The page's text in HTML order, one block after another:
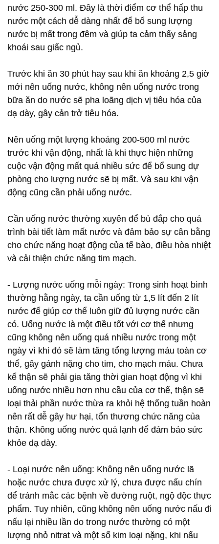
nước 250-300 ml. Đây là thời điểm cơ thể hấp thu
nước một cách dễ dàng nhất để bổ sung lượng
nước bị mất trong đêm và giúp ta cảm thấy sảng
khoái sau giấc ngủ.
Trước khi ăn 30 phút hay sau khi ăn khoảng 2,5 giờ
mới nên uống nước, không nên uống nước trong
bữa ăn do nước sẽ pha loãng dịch vị tiêu hóa của
dạ dày, gây cản trở tiêu hóa.
Nên uống một lượng khoảng 200-500 ml nước
trước khi vận động, nhất là khi thực hiện những
cuộc vận động mất quá nhiều sức để bổ sung dự
phòng cho lượng nước sẽ bị mất. Và sau khi vận
động cũng cần phải uống nước.
Cần uống nước thường xuyên để bù đắp cho quá
trình bài tiết làm mất nước và đảm bảo sự cân bằng
cho chức năng hoạt động của tế bào, điều hòa nhiệt
và cải thiện chức năng tim mạch.
- Lượng nước uống mỗi ngày: Trong sinh hoạt bình
thường hằng ngày, ta cần uống từ 1,5 lít đến 2 lít
nước để giúp cơ thể luôn giữ đủ lượng nước cần
có. Uống nước là một điều tốt với cơ thể nhưng
cũng không nên uống quá nhiều nước trong một
ngày vì khi đó sẽ làm tăng tổng lượng máu toàn cơ
thể, gây gánh nặng cho tim, cho mạch máu. Chưa
kể thận sẽ phải gia tăng thời gian hoạt động vì khi
uống nước nhiều hơn nhu cầu của cơ thể, thận sẽ
loại thải phần nước thừa ra khỏi hệ thống tuần hoàn
nên rất dễ gây hư hại, tổn thương chức năng của
thận. Không uống nước quá lạnh để đảm bảo sức
khỏe dạ dày.
- Loại nước nên uống: Không nên uống nước lã
hoặc nước chưa được xử lý, chưa được nấu chín
để tránh mắc các bệnh về đường ruột, ngộ độc thực
phẩm. Tuy nhiên, cũng không nên uống nước nấu đi
nấu lại nhiều lần do trong nước thường có một
lượng nhỏ nitrat và một số kim loại nặng, khi nấu